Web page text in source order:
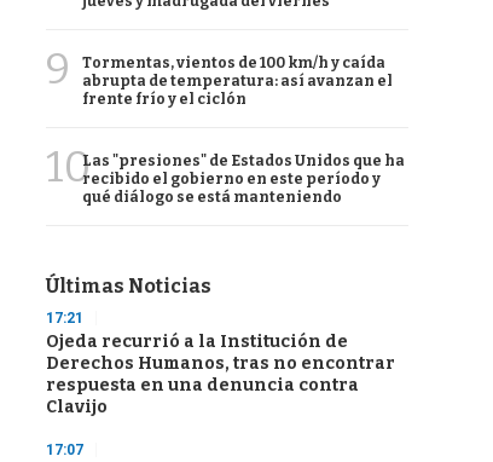
9
Tormentas, vientos de 100 km/h y caída
abrupta de temperatura: así avanzan el
frente frío y el ciclón
10Las "presiones" de Estados Unidos que ha
recibido el gobierno en este período y
qué diálogo se está manteniendo
Últimas Noticias
17:21
Ojeda recurrió a la Institución de
Derechos Humanos, tras no encontrar
respuesta en una denuncia contra
Clavijo
17:07